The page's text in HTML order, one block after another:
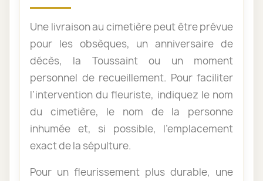
Une livraison au cimetière peut être prévue
pour les obsèques, un anniversaire de
décès, la Toussaint ou un moment
personnel de recueillement. Pour faciliter
l’intervention du fleuriste, indiquez le nom
du cimetière, le nom de la personne
inhumée et, si possible, l’emplacement
exact de la sépulture.
Pour un fleurissement plus durable, une